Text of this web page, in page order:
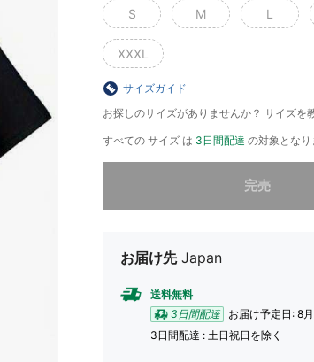
S M L
XXXL
サイズガイド
お探しのサイズがありませんか？ サイズを
すべての サイズ は 3日間配達 の対象となり
完売
申し訳ありませんが、この商品は完売しま
お届け先 Japan
送料無料
3日間配達
お届け予定日: 8
3日間配達 : 土日祝日を除く